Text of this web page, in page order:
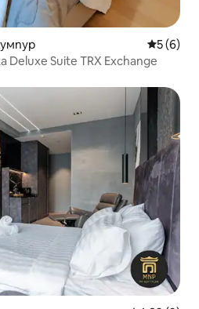
Средна
5 (6)
Deluxe Suite TRX Exchange